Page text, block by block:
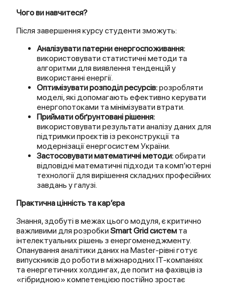
Чого ви навчитеся?
Після завершення курсу студенти зможуть:
Аналізувати патерни енергоспоживання:
використовувати статистичні методи та
алгоритми для виявлення тенденцій у
використанні енергії.
Оптимізувати розподіл ресурсів:розробляти
моделі, які допомагають ефективно керувати
енергопотоками та мінімізувати втрати.
Приймати обґрунтовані рішення:
використовувати результати аналізу даних для
підтримки проєктів із реконструкції та
модернізації енергосистем України.
Застосовувати математичні методи:обирати
відповідні математичні підходи та комп’ютерні
технології для вирішення складних професійних
завдань у галузі.
Практична цінність та кар’єра
Знання, здобуті в межах цього модуля, є критично
важливими для розробки Smart Grid систем та
інтелектуальних рішень з енергоменеджменту.
Опанування аналітики даних на Master-рівні готує
випускників до роботи в міжнародних IT-компаніях
та енергетичних холдингах, де попит на фахівців із
«гібридною» компетенцією постійно зростає